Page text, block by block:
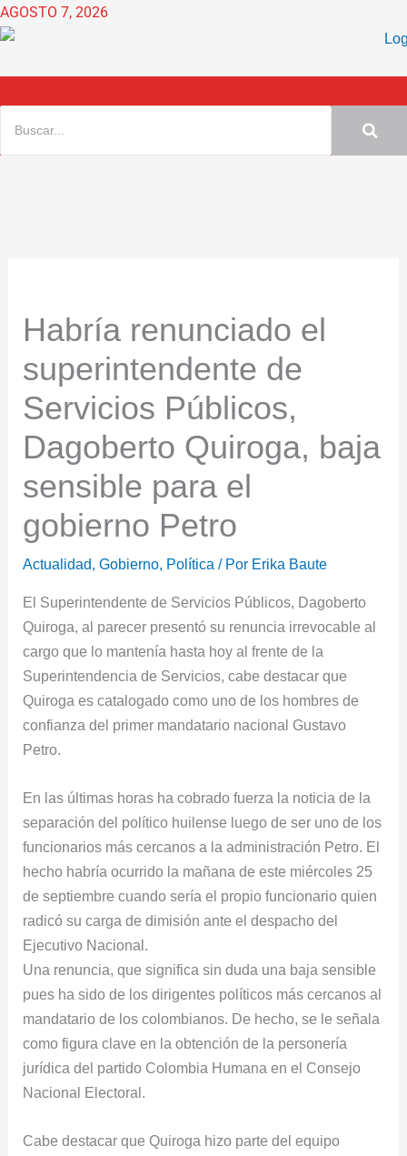
Ir
al
AGOSTO 7, 2026
Habría renunciado el
superintendente de
Servicios Públicos,
Dagoberto Quiroga, baja
sensible para el
gobierno Petro
Actualidad,Gobierno, Política / Por Erika Baute
El Superintendente de Servicios Públicos, Dagoberto
Quiroga, al parecer presentó su renuncia irrevocable al
cargo que lo mantenía hasta hoy al frente de la
Superintendencia de Servicios, cabe destacar que
Quiroga es catalogado como uno de los hombres de
confianza del primer mandatario nacional Gustavo
Petro.
En las últimas horas ha cobrado fuerza la noticia de la
separación del político huilense luego de ser uno de los
funcionarios más cercanos a la administración Petro. El
hecho habría ocurrido la mañana de este miércoles 25
de septiembre cuando sería el propio funcionario quien
radicó su carga de dimisión ante el despacho del
Ejecutivo Nacional.
Una renuncia, que significa sin duda una baja sensible
pues ha sido de los dirigentes políticos más cercanos al
mandatario de los colombianos. De hecho, se le señala
como figura clave en la obtención de la personería
jurídica del partido Colombia Humana en el Consejo
Nacional Electoral.
Cabe destacar que Quiroga hizo parte del equipo